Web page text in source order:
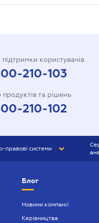
користувачів
210-103
продуктів та рішень
210-102
правові системи
ПРОФ
Блог
Новини компанії
Керівництва